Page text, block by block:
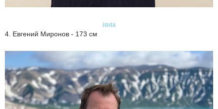
insta
4. Евгений Миронов - 173 см